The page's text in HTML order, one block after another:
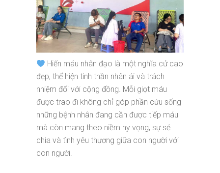
Hiến máu nhân đạo là một nghĩa cử cao
đẹp, thể hiện tinh thần nhân ái và trách
nhiệm đối với cộng đồng. Mỗi giọt máu
được trao đi không chỉ góp phần cứu sống
những bệnh nhân đang cần được tiếp máu
mà còn mang theo niềm hy vọng, sự sẻ
chia và tình yêu thương giữa con người với
con người.